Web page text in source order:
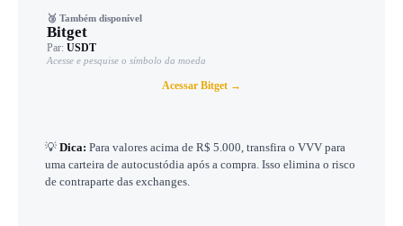
🥉 Também disponível
Bitget
Par: USDT
Acesse e pesquise o símbolo da moeda
Acessar Bitget →
💡 Dica: Para valores acima de R$ 5.000, transfira o VVV para
uma carteira de autocustódia após a compra. Isso elimina o risco
de contraparte das exchanges.